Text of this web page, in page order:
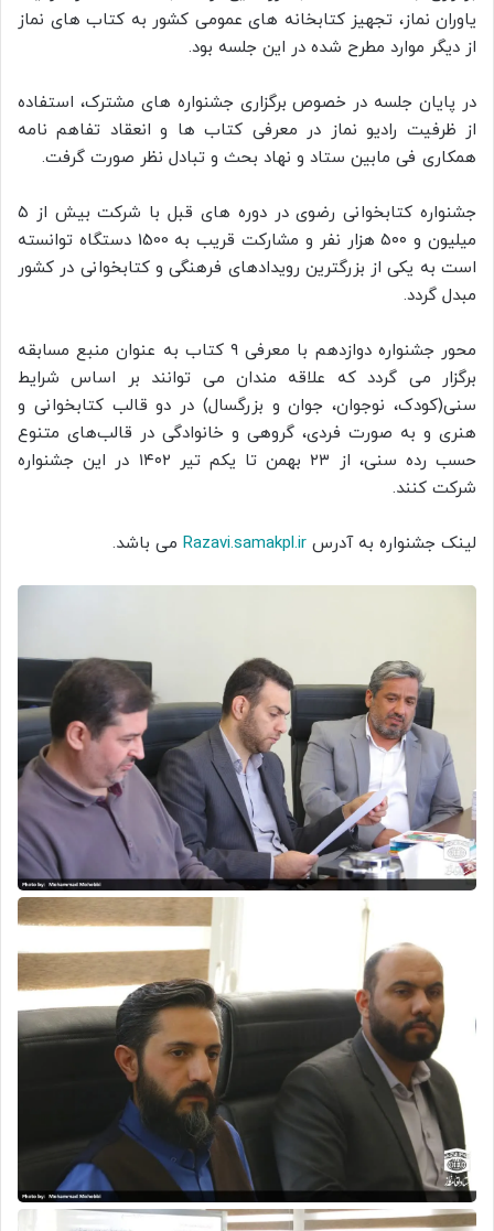
یاوران نماز، تجهیز کتابخانه های عمومی کشور به کتاب های نماز
از دیگر موارد مطرح شده در این جلسه بود.
در پایان جلسه در خصوص برگزاری جشنواره های مشترک، استفاده
از ظرفیت رادیو نماز در معرفی کتاب ها و انعقاد تفاهم نامه
همکاری فی مابین ستاد و نهاد بحث و تبادل نظر صورت گرفت.
جشنواره کتابخوانی رضوی در دوره های قبل با شرکت بیش از ۵
میلیون و ۵۰۰ هزار نفر و مشارکت قریب به 1500 دستگاه توانسته
است به یکی از بزرگترین رویدادهای فرهنگی و کتابخوانی در کشور
مبدل گردد.
محور جشنواره دوازدهم با معرفی ۹ کتاب به عنوان منبع مسابقه
برگزار می گردد که علاقه مندان می توانند بر اساس شرایط
سنی(کودک، نوجوان، جوان و بزرگسال) در دو قالب کتابخوانی و
هنری و به صورت فردی، گروهی و خانوادگی در قالب‌های متنوع
حسب رده سنی، از ۲۳ بهمن تا یکم تیر ۱۴۰۲ در این جشنواره
شرکت کنند.
لینک جشنواره به آدرس Razavi.samakpl.ir می باشد.